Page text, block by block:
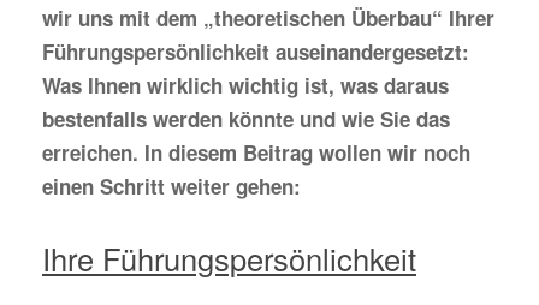
wir uns mit dem „theoretischen Überbau“ Ihrer
Führungspersönlichkeit auseinandergesetzt:
Was Ihnen wirklich wichtig ist, was daraus
bestenfalls werden könnte und wie Sie das
erreichen. In diesem Beitrag wollen wir noch
einen Schritt weiter gehen:
Ihre Führungspersönlichkeit